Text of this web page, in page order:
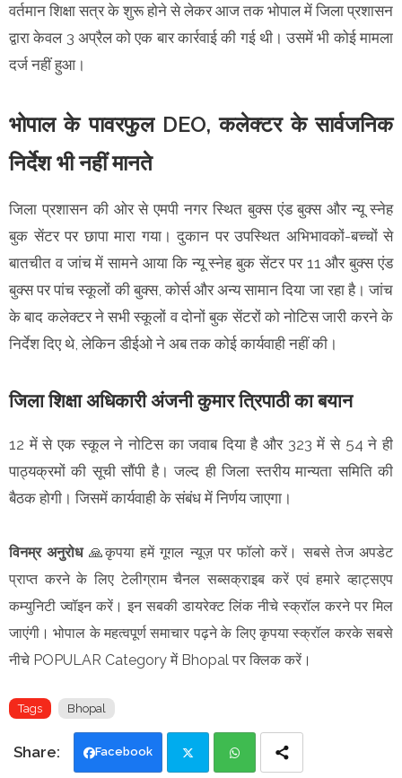
वर्तमान शिक्षा सत्र के शुरू होने से लेकर आज तक भोपाल में जिला प्रशासन
द्वारा केवल 3 अप्रैल को एक बार कार्रवाई की गई थी। उसमें भी कोई मामला
दर्ज नहीं हुआ।
भोपाल के पावरफुल DEO, कलेक्टर के सार्वजनिक
निर्देश भी नहीं मानते
जिला प्रशासन की ओर से एमपी नगर स्थित बुक्स एंड बुक्स और न्यू स्नेह
बुक सेंटर पर छापा मारा गया। दुकान पर उपस्थित अभिभावकों-बच्चों से
बातचीत व जांच में सामने आया कि न्यू स्नेह बुक सेंटर पर 11 और बुक्स एंड
बुक्स पर पांच स्कूलों की बुक्स, कोर्स और अन्य सामान दिया जा रहा है। जांच
के बाद कलेक्टर ने सभी स्कूलों व दोनों बुक सेंटरों को नोटिस जारी करने के
निर्देश दिए थे, लेकिन डीईओ ने अब तक कोई कार्यवाही नहीं की।
जिला शिक्षा अधिकारी अंजनी कुमार त्रिपाठी का बयान
12 में से एक स्कूल ने नोटिस का जवाब दिया है और 323 में से 54 ने ही
पाठ्यक्रमों की सूची सौंपी है। जल्द ही जिला स्तरीय मान्यता समिति की
बैठक होगी। जिसमें कार्यवाही के संबंध में निर्णय जाएगा।
विनम्र अनुरोध🙏कृपया हमें गूगल न्यूज़ पर फॉलो करें। सबसे तेज अपडेट
प्राप्त करने के लिए टेलीग्राम चैनल सब्सक्राइब करें एवं हमारे व्हाट्सएप
कम्युनिटी ज्वॉइन करें। इन सबकी डायरेक्ट लिंक नीचे स्क्रॉल करने पर मिल
जाएंगी। भोपाल के महत्वपूर्ण समाचार पढ़ने के लिए कृपया स्क्रॉल करके सबसे
नीचे POPULAR Category में Bhopal पर क्लिक करें।
Tags Bhopal
Facebook